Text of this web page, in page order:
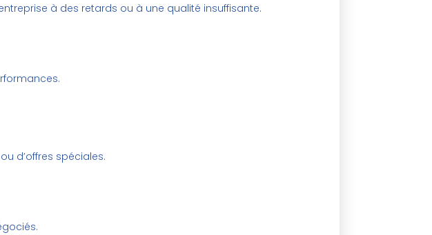
à des retards ou à une qualité insuffisante.
d’offres spéciales.